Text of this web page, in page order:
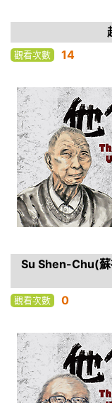
觀看次數 14
Su Shen-Chu(
觀看次數 0